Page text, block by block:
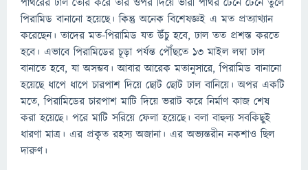
পিরামিড বানানো হয়েছে। কিন্তু অনেক বিশেষজ্ঞই এ মত প্রত্যাখ্যান
করেছেন। তাদের মত-পিরামিড যত উঁচু হবে, ঢাল তত প্রশস্ত করতে
হবে। এভাবে পিরামিডের চূড়া পর্যন্ত পৌঁছতে ১৩ মাইল লম্বা ঢাল
বানাতে হবে, যা অসম্ভব। আবার আরেক মতানুসারে, পিরামিড বানানো
হয়েছে ধাপে ধাপে চারপাশ দিয়ে ছোট ছোট ঢাল বানিয়ে। অপর একটি
মতে, পিরামিডের চারপাশ মাটি দিয়ে ভরাট করে নির্মাণ কাজ শেষ
করা হয়েছে। পরে মাটি সরিয়ে ফেলা হয়েছে। বলা বাহুল্য সবকিছুই
ধারণা মাত্র। এর প্রকৃত রহস্য অজানা। এর অভ্যন্তরীন নকশাও ছিল
দারুণ।